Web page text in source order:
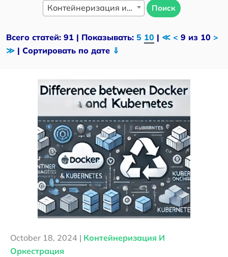
Контейнеризация и оркестрация Поиск
Всего статей: 91 | Показывать: 5 10 | ≪ < 9 из 10 >
≫ | Сортировать по дате ⇓
October 18, 2024 | Контейнеризация И
Оркестрация